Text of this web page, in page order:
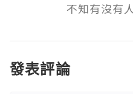
不知有沒有
發表評論